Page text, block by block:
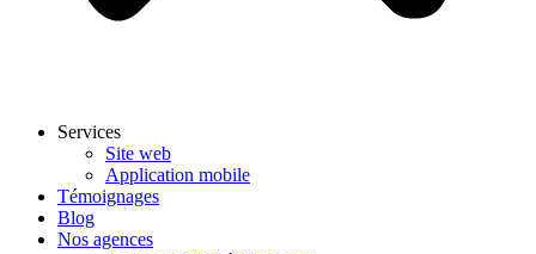
Services
Site web
Application mobile
Témoignages
Blog
Nos agences